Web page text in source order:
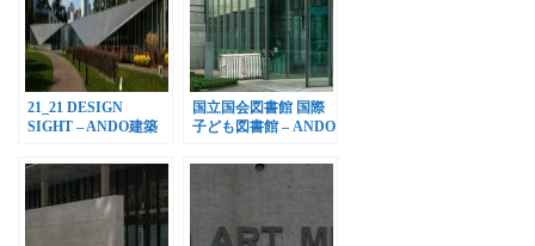
21_21 DESIGN
SIGHT – ANDO建築
国立国会図書館 国際
子ども図書館 – ANDO
[2]